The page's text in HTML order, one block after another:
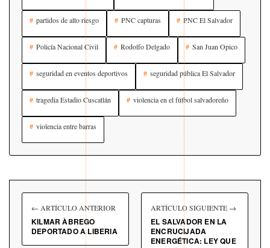
partidos de alto riesgo PNC capturas PNC El Salvador
Policía Nacional Civil Rodolfo Delgado San Juan Opico
seguridad en eventos deportivos seguridad pública El Salvador
tragedia Estadio Cuscatlán violencia en el fútbol salvadoreño
violencia entre barras
← ARTÍCULO ANTERIOR
KILMAR ÀBREGO
DEPORTADO A LIBERIA
ARTÍCULO SIGUIENTE →
EL SALVADOR EN LA
ENCRUCIJADA
ENERGÉTICA: LEY QUE